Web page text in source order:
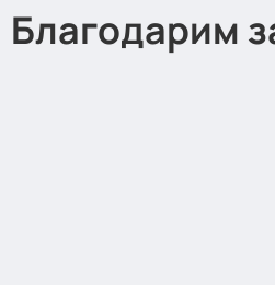
Благодарим